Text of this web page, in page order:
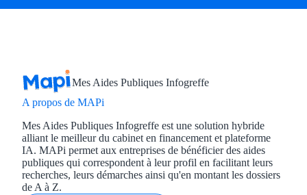
Mes Aides Publiques Infogreffe
A propos de MAPi
Mes Aides Publiques Infogreffe est une solution hybride
alliant le meilleur du cabinet en financement et plateforme
IA. MAPi permet aux entreprises de bénéficier des aides
publiques qui correspondent à leur profil en facilitant leurs
recherches, leurs démarches ainsi qu'en montant les dossiers
de A à Z.